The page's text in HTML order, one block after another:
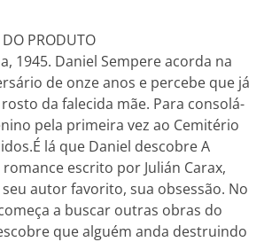
DO PRODUTO
1945. Daniel Sempere acorda na
de onze anos e percebe que já
da falecida mãe. Para consolá-
pela primeira vez ao Cemitério
lá que Daniel descobre A
escrito por Julián Carax,
autor favorito, sua obsessão. No
a buscar outras obras do
que alguém anda destruindo